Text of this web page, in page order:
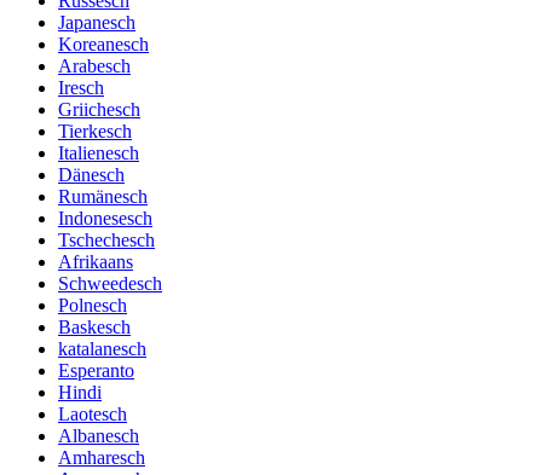
Japanesch
Koreanesch
Arabesch
Iresch
Griichesch
Tierkesch
Italienesch
Dänesch
Rumänesch
Indonesesch
Tschechesch
Afrikaans
Schweedesch
Polnesch
Baskesch
katalanesch
Esperanto
Hindi
Laotesch
Albanesch
Amharesch